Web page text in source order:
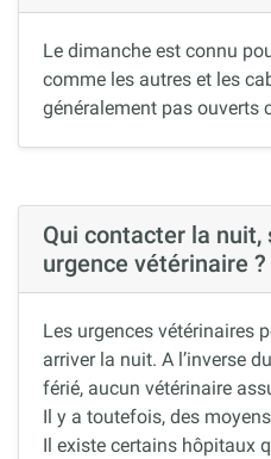
Le dimanche est connu
comme les autres et les
généralement pas ouverts
Qui contacter la nuit,
urgence vétérinaire ?
Les urgences vétérinaires
arriver la nuit. A l’inverse
férié, aucun vétérinaire
Il y a toutefois, des
Il existe certains hôpitaux